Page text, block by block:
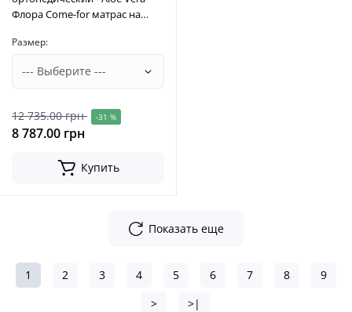
Флора Come-for матрас на
Размер:
12 735.00 грн -31 %
8 787.00 грн
Купить
Показать еще
1 2 3 4 5 6 7 8
9
>
>|